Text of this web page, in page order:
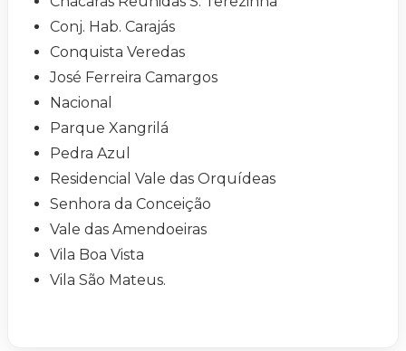
Conj. Hab. Carajás
Conquista Veredas
José Ferreira Camargos
Nacional
Parque Xangrilá
Pedra Azul
Residencial Vale das Orquídeas
Senhora da Conceição
Vale das Amendoeiras
Vila Boa Vista
Vila São Mateus.